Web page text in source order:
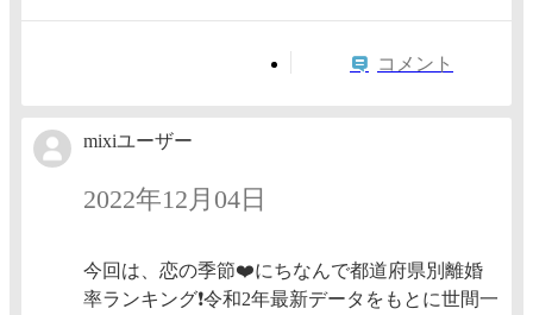
コメント
mixiユーザー
2022年12月04日
今回は、恋の季節❤️にちなんで都道府県別離婚
率ランキング❗️令和2年最新データをもとに世間一